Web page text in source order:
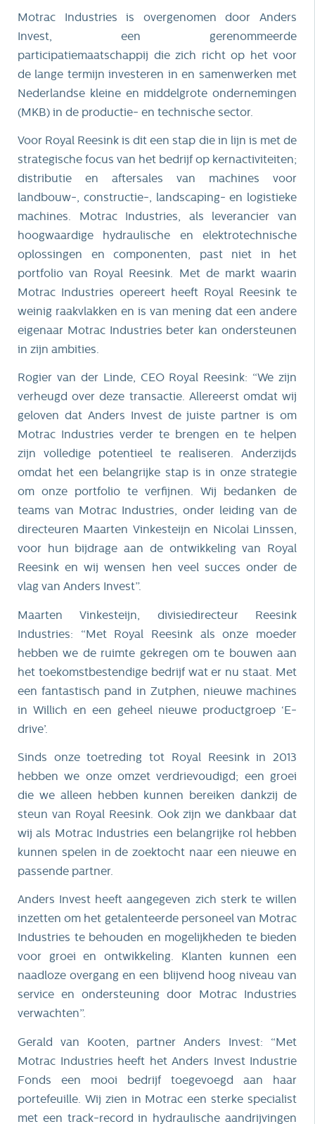
Motrac Industries is overgenomen door Anders
Invest, een gerenommeerde
participatiemaatschappij die zich richt op het voor
de lange termijn investeren in en samenwerken met
Nederlandse kleine en middelgrote ondernemingen
(MKB) in de productie- en technische sector.
Voor Royal Reesink is dit een stap die in lijn is met de
strategische focus van het bedrijf op kernactiviteiten;
distributie en aftersales van machines voor
landbouw-, constructie-, landscaping- en logistieke
machines. Motrac Industries, als leverancier van
hoogwaardige hydraulische en elektrotechnische
oplossingen en componenten, past niet in het
portfolio van Royal Reesink. Met de markt waarin
Motrac Industries opereert heeft Royal Reesink te
weinig raakvlakken en is van mening dat een andere
eigenaar Motrac Industries beter kan ondersteunen
in zijn ambities.
Rogier van der Linde, CEO Royal Reesink: “We zijn
verheugd over deze transactie. Allereerst omdat wij
geloven dat Anders Invest de juiste partner is om
Motrac Industries verder te brengen en te helpen
zijn volledige potentieel te realiseren. Anderzijds
omdat het een belangrijke stap is in onze strategie
om onze portfolio te verfijnen. Wij bedanken de
teams van Motrac Industries, onder leiding van de
directeuren Maarten Vinkesteijn en Nicolai Linssen,
voor hun bijdrage aan de ontwikkeling van Royal
Reesink en wij wensen hen veel succes onder de
vlag van Anders Invest”.
Maarten Vinkesteijn, divisiedirecteur Reesink
Industries: “Met Royal Reesink als onze moeder
hebben we de ruimte gekregen om te bouwen aan
het toekomstbestendige bedrijf wat er nu staat. Met
een fantastisch pand in Zutphen, nieuwe machines
in Willich en een geheel nieuwe productgroep ‘E-
drive’.
Sinds onze toetreding tot Royal Reesink in 2013
hebben we onze omzet verdrievoudigd; een groei
die we alleen hebben kunnen bereiken dankzij de
steun van Royal Reesink. Ook zijn we dankbaar dat
wij als Motrac Industries een belangrijke rol hebben
kunnen spelen in de zoektocht naar een nieuwe en
passende partner.
Anders Invest heeft aangegeven zich sterk te willen
inzetten om het getalenteerde personeel van Motrac
Industries te behouden en mogelijkheden te bieden
voor groei en ontwikkeling. Klanten kunnen een
naadloze overgang en een blijvend hoog niveau van
service en ondersteuning door Motrac Industries
verwachten”.
Gerald van Kooten, partner Anders Invest: “Met
Motrac Industries heeft het Anders Invest Industrie
Fonds een mooi bedrijf toegevoegd aan haar
portefeuille. Wij zien in Motrac een sterke specialist
met een track-record in hydraulische aandrijvingen